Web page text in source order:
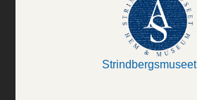
Strindbergsmuseet